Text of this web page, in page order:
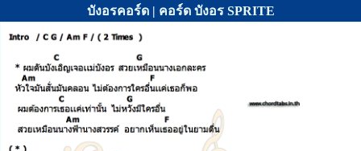
บังอรคอร์ด | คอร์ด บังอร SPRITE